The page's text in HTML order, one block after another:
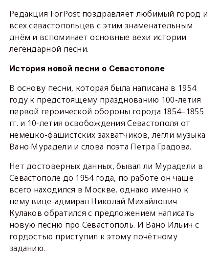
Редакция ForPost поздравляет любимый город и
всех севастопольцев с этим знаменательным
днём и вспоминает основные вехи истории
легендарной песни.
История новой песни о Севастополе
В основу песни, которая была написана в 1954
году к предстоящему празднованию 100-летия
первой героической обороны города 1854–1855
гг. и 10-летия освобождения Севастополя от
немецко-фашистских захватчиков, легли музыка
Вано Мурадели и слова поэта Петра Градова.
Нет достоверных данных, бывал ли Мурадели в
Севастополе до 1954 года, по работе он чаще
всего находился в Москве, однако именно к
нему вице-адмирал Николай Михайлович
Кулаков обратился с предложением написать
новую песню про Севастополь. И Вано Ильич с
гордостью приступил к этому почётному
заданию.